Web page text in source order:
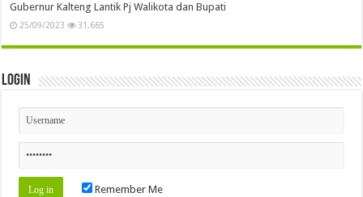
Gubernur Kalteng Lantik Pj Walikota dan Bupati
25/09/2023 31,665
Login
Remember Me